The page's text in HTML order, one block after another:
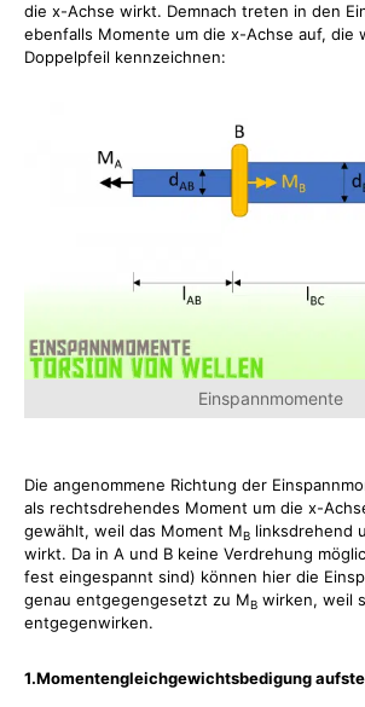
die x-Achse wirkt. Demnach treten in den
ebenfalls Momente um die x-Achse auf, die
Doppelpfeil kennzeichnen:
Einspannmomente
Die angenommene Richtung der
als rechtsdrehendes Moment um die x-
gewählt, weil das Moment MB linksdrehend
wirkt. Da in A und B keine Verdrehung
fest eingespannt sind) können hier die
genau entgegengesetzt zu MB wirken, weil
entgegenwirken.
1.Momentengleichgewichtsbedigung